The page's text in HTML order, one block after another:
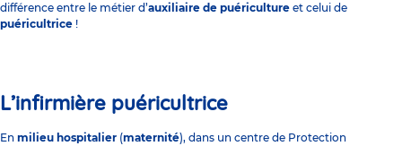
différence entre le métier d’auxiliaire de puériculture et celui de
puéricultrice !
L’infirmière puéricultrice
En milieu hospitalier (maternité), dans un centre de Protection